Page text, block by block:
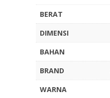
BERAT
DIMENSI
BAHAN
BRAND
WARNA